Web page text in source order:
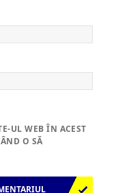
UL WEB ÎN ACEST
O SĂ